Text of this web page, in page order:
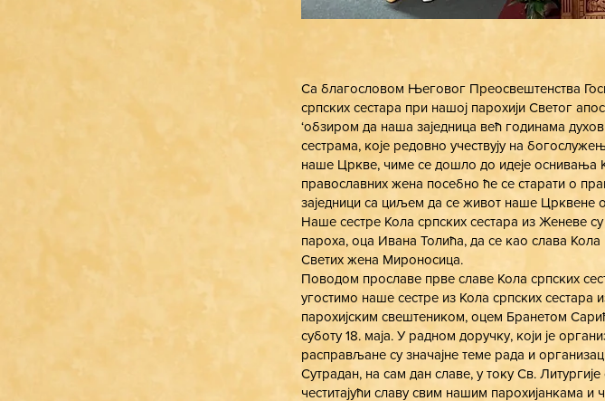
Са благословом Његовог Преосвештенства
српских сестара при нашој парохији Светог
‘обзиром да наша заједница већ годинама
сестрама, које редовно учествују на
наше Цркве, чиме се дошло до идеје оснивања
православних жена посебно ће се старати о
заједници са циљем да се живот наше Црквене
Наше сестре Кола српских сестара из Женеве
пароха, оца Ивана Толића, да се као слава
Светих жена Мироносица.
Поводом прославе прве славе Кола српских
угостимо наше сестре из Кола српских сестара
парохијским свештеником, оцем Бранетом
суботу 18. маја. У радном доручку, који је
расправљане су значајне теме рада и
Сутрадан, на сам дан славе, у току Св.
честитајући славу свим нашим парохијанкама и